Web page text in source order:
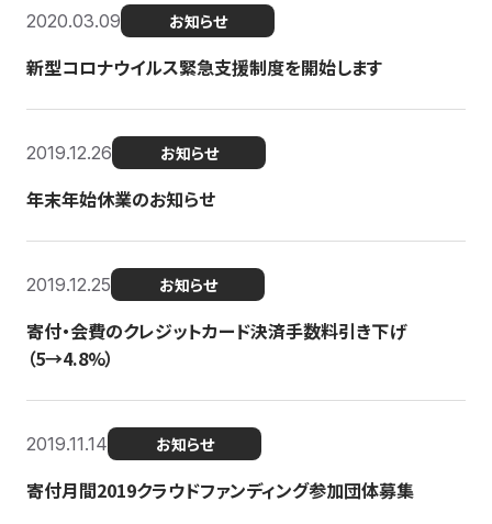
2020.03.09 お知らせ
新型コロナウイルス緊急支援制度を開始します
2019.12.26 お知らせ
年末年始休業のお知らせ
2019.12.25 お知らせ
寄付・会費のクレジットカード決済手数料引き下げ
（5→4.8%）
2019.11.14 お知らせ
寄付月間2019クラウドファンディング参加団体募集